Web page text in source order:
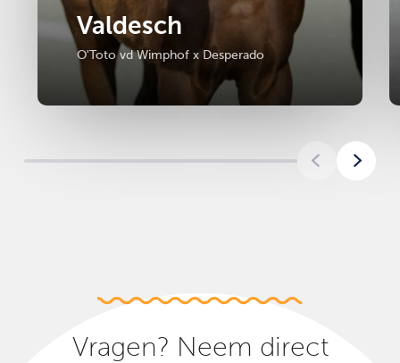
Valdesch
O'Toto vd Wimphof x Desperado
Vragen? Neem direct